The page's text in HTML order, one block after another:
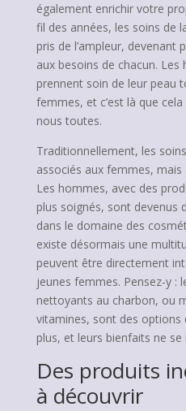
également enrichir votre
fil des années, les soins de
pris de l’ampleur, devenant
aux besoins de chacun. Les
prennent soin de leur peau
femmes, et c’est là que
nous toutes.
Traditionnellement, les
associés aux femmes,
Les hommes, avec des
plus soignés, sont devenus
dans le domaine des
existe désormais une
peuvent être directement
jeunes femmes. Pensez-y :
nettoyants au charbon, ou
vitamines, sont des options
plus, et leurs bienfaits ne
Des produits
à découvrir